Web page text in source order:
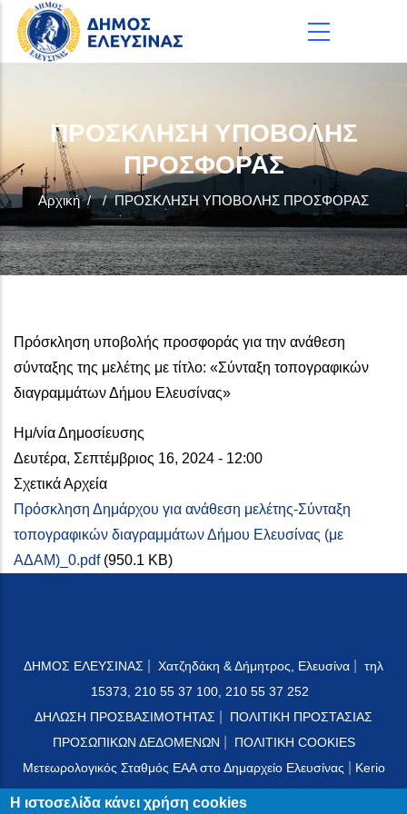
Παράκαμψη προς το κυρίως περιεχόμενο
ΠΡΟΣΚΛΗΣΗ ΥΠΟΒΟΛΗΣ
ΠΡΟΣΦΟΡΑΣ
Αρχική / / ΠΡΟΣΚΛΗΣΗ ΥΠΟΒΟΛΗΣ ΠΡΟΣΦΟΡΑΣ
Πρόσκληση υποβολής προσφοράς για την ανάθεση
σύνταξης της μελέτης με τίτλο: «Σύνταξη τοπογραφικών
διαγραμμάτων Δήμου Ελευσίνας»
Ημ/νία Δημοσίευσης
Δευτέρα, Σεπτέμβριος 16, 2024 - 12:00
Σχετικά Αρχεία
Πρόσκληση Δημάρχου για ανάθεση μελέτης-Σύνταξη
τοπογραφικών διαγραμμάτων Δήμου Ελευσίνας (με
ΑΔΑΜ)_0.pdf (950.1 KB)
ΔΗΜΟΣ ΕΛΕΥΣΙΝΑΣ Χατζηδάκη & Δήμητρος, Ελευσίνα
τηλ
15373, 210 55 37 100, 210 55 37 252
ΔΗΛΩΣΗ ΠΡΟΣΒΑΣΙΜΟΤΗΤΑΣ
ΠΟΛΙΤΙΚΗ ΠΡΟΣΤΑΣΙΑΣ
ΠΡΟΣΩΠΙΚΩΝ ΔΕΔΟΜΕΝΩΝ
ΠΟΛΙΤΙΚΗ COOKIES
Μετεωρολογικός Σταθμός ΕΑΑ στο Δημαρχείο Ελευσίνας
Kerio
Mail Server
Η ιστοσελίδα κάνει χρήση cookies